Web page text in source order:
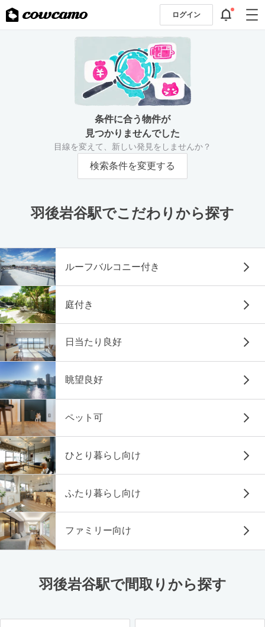
ログイン
条件に合う物件が
見つかりませんでした
目線を変えて、新しい発見をしませんか？
検索条件を変更する
羽後岩谷駅でこだわりから探す
ルーフバルコニー付き
庭付き
日当たり良好
眺望良好
ペット可
ひとり暮らし向け
ふたり暮らし向け
ファミリー向け
羽後岩谷駅で間取りから探す